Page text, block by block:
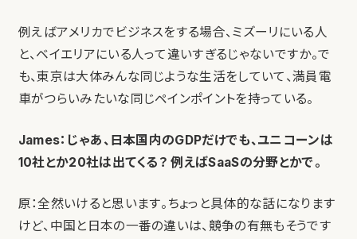
例えばアメリカでビジネスをする場合、ミズーリにいる人
と、ベイエリアにいる人って違いすぎるじゃないですか。で
も、東京は大体みんな同じような生活をしていて、満員電
車がつらいみたいな同じペインポイントを持っている。
James：じゃあ、日本国内のGDPだけでも、ユニコーンは
10社とか20社は出てくる？ 例えばSaaSの分野とかで。
原：全然いけると思います。ちょっと具体的な話になります
けど、中国と日本の一番の違いは、競争の有無もそうです